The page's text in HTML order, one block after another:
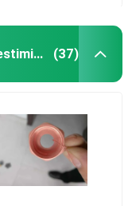
Productos químicos para el revestimiento de cobre (37)